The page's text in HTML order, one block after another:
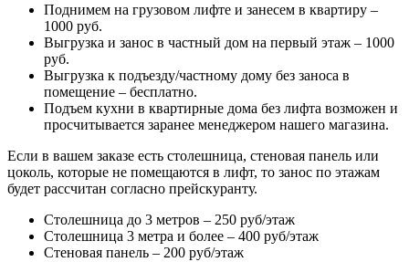
Поднимем на грузовом лифте и занесем в квартиру –
1000 руб.
Выгрузка и занос в частный дом на первый этаж – 1000
руб.
Выгрузка к подъезду/частному дому без заноса в
помещение – бесплатно.
Подъем кухни в квартирные дома без лифта возможен и
просчитывается заранее менеджером нашего магазина.
Если в вашем заказе есть столешница, стеновая панель или
цоколь, которые не помещаются в лифт, то занос по этажам
будет рассчитан согласно прейскуранту.
Столешница до 3 метров – 250 руб/этаж
Столешница 3 метра и более – 400 руб/этаж
Стеновая панель – 200 руб/этаж